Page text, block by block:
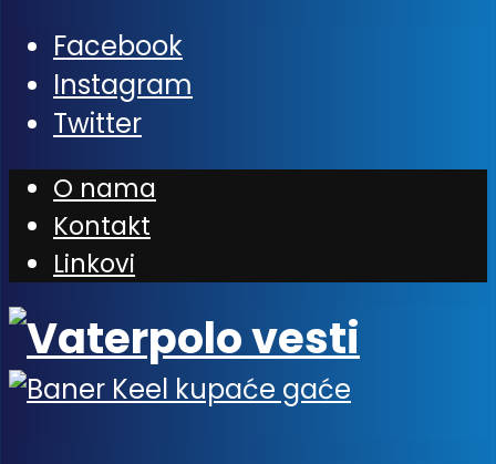
Facebook
Instagram
Twitter
O nama
Kontakt
Linkovi